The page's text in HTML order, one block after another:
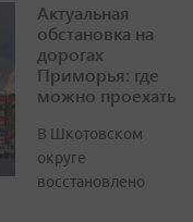
Актуальная
обстановка на
дорогах
Приморья: где
можно проехать
В Шкотовском
округе
восстановлено